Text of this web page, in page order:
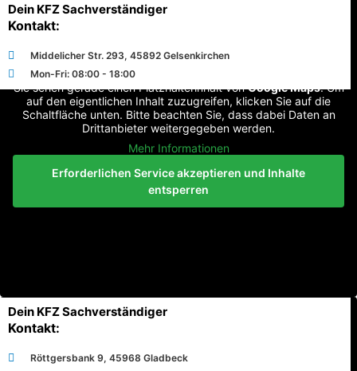
Dein KFZ Sachverständiger
Kontakt:
Middelicher Str. 293, 45892 Gelsenkirchen
Mon-Fri: 08:00 - 18:00
Sie sehen gerade einen Platzhalterinhalt vonGoogle Maps. Um
auf den eigentlichen Inhalt zuzugreifen, klicken Sie auf die
Schaltfläche unten. Bitte beachten Sie, dass dabei Daten an
Drittanbieter weitergegeben werden.
Mehr Informationen
Erforderlichen Service akzeptieren und Inhalte
entsperren
Dein KFZ Sachverständiger
Kontakt:
Röttgersbank 9, 45968 Gladbeck